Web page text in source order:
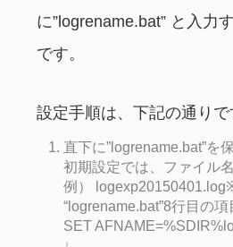
に”logrename.bat” と入力
です。
設定手順は、下記の通りで
直下に”logrename.bat”を
初期設定では、ファイル
例）
“logrename.bat”8行目の
SET